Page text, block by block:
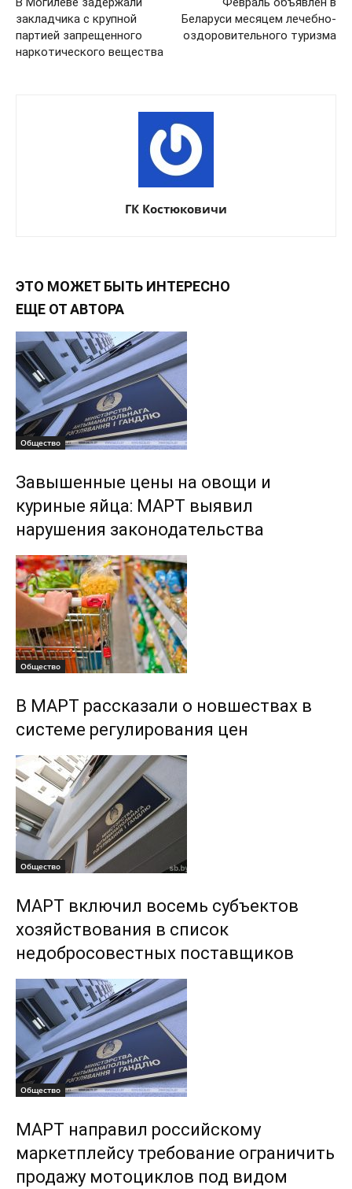
закладчика с крупной
партией запрещенного
наркотического вещества
Беларуси месяцем лечебно-
оздоровительного туризма
ГК Костюковичи
ЭТО МОЖЕТ БЫТЬ ИНТЕРЕСНО
ЕЩЕ ОТ АВТОРА
Общество
Завышенные цены на овощи и
куриные яйца: МАРТ выявил
нарушения законодательства
Общество
В МАРТ рассказали о новшествах в
системе регулирования цен
Общество
МАРТ включил восемь субъектов
хозяйствования в список
недобросовестных поставщиков
Общество
МАРТ направил российскому
маркетплейсу требование ограничить
продажу мотоциклов под видом